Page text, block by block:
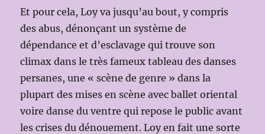
Et pour cela, Loy va jusqu’au bout, y compris
des abus, dénonçant un système de
dépendance et d’esclavage qui trouve son
climax dans le très fameux tableau des danses
persanes, une « scène de genre » dans la
plupart des mises en scène avec ballet oriental
voire danse du ventre qui repose le public avant
les crises du dénouement. Loy en fait une sorte